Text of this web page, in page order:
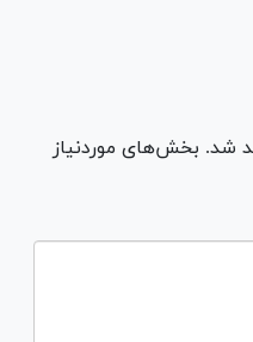
شد. بخش‌های موردنیاز